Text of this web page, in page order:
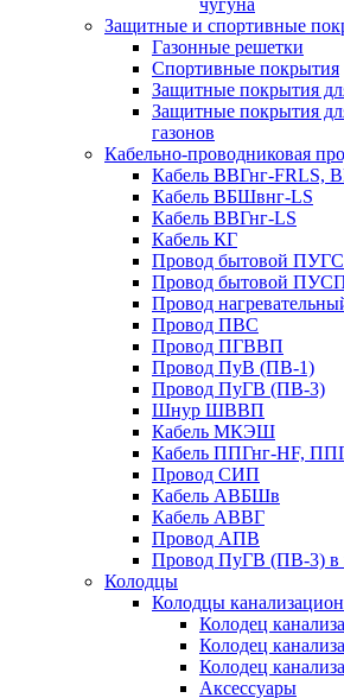
Защитные и спортивные
Газонные решетки
Спортивные покрытия
Защитные покрытия
Защитные покрытия
газонов
Кабельно-проводниковая
Кабель ВВГнг-FRLS,
Кабель ВБШвнг-LS
Кабель ВВГнг-LS
Кабель КГ
Провод бытовой
Провод бытовой
Провод
Провод ПВС
Провод ПГВВП
Провод ПуВ (ПВ-1)
Провод ПуГВ (ПВ-3)
Шнур ШВВП
Кабель МКЭШ
Кабель ППГнг-HF,
Провод СИП
Кабель АВБШв
Кабель АВВГ
Провод АПВ
Провод ПуГВ (ПВ-3) в
Колодцы
Колодцы
Колодец
Колодец
Колодец
Аксессуары